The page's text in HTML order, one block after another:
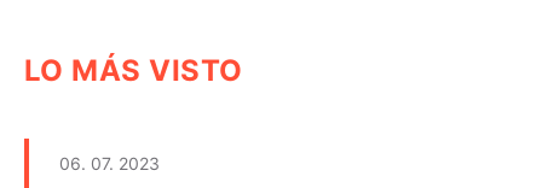
LO MÁS VISTO
06. 07. 2023